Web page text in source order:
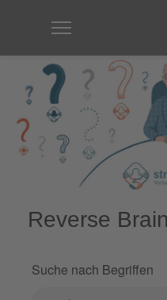
Reverse
Suche nach Begriffen